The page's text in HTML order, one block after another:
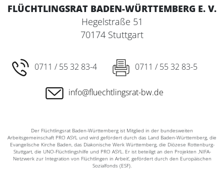
FLÜCHTLINGSRAT BADEN-WÜRTTEMBERG E. V.
Hegelstraße 51
70174 Stuttgart
0711 / 55 32 83-4 0711 / 55 32 83-5
info@fluechtlingsrat-bw.de
Der Flüchtlingsrat Baden-Württemberg ist Mitglied in der bundesweiten
Arbeitsgemeinschaft PRO ASYL und wird gefördert durch das Land Baden-Württemberg, die
Evangelische Kirche Baden, das Diakonische Werk Württemberg, die Diözese Rottenburg-
Stuttgart, die UNO-Flüchtlingshilfe und PRO ASYL. Er ist beteiligt an den Projekten ‚NIFA-
Netzwerk zur Integration von Flüchtlingen in Arbeit‘, gefördert durch den Europäischen
Sozialfonds (ESF).